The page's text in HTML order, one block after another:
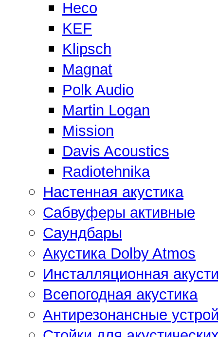
Heco
KEF
Klipsch
Magnat
Polk Audio
Martin Logan
Mission
Davis Acoustics
Radiotehnika
Настенная акустика
Сабвуферы активные
Саундбары
Акустика Dolby Atmos
Инсталляционная
Всепогодная акустика
Антирезонансные